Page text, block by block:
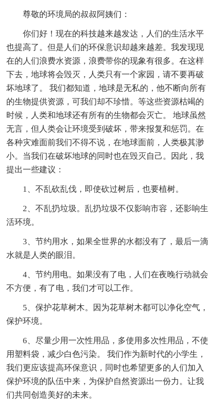
尊敬的环境局的叔叔阿姨们：
你们好！现在的科技越来越发达，人们的生活水平
也提高了。但是人们的环保意识却越来越差。我发现现
在的人们浪费水资源，浪费带你的现象有很多。在这样
下去，地球将会毁灭，人类只有一个家园，请不要再破
坏地球了。 我们都知道，地球是无私的，他不断向所有
的生物提供资源，可我们却不珍惜。等这些资源枯竭的
时候，人类和地球还有所有的生物都会灭亡。 地球虽然
无言，但人类会让环境受到破坏，带来报复和惩罚。在
各种灾难面前我们不得不说，在地球面前，人类极其渺
小。当我们在破坏地球的同时也在毁灭自己。因此，我
提出一些建议：
1、不乱砍乱伐，即使砍过树后，也要植树。
2、不乱扔垃圾。乱扔垃圾不仅影响市容，还影响生
活环境。
3、节约用水，如果全世界的水都没有了，最后一滴
水就是人类的眼泪。
4、节约用电。如果没有了电，人们在夜晚行动就会
不方便，有了电，我们才可以工作。
5、保护花草树木。因为花草树木都可以净化空气，
保护环境。
6、尽量少用一次性用品，多使用多次性用品，不使
用塑料袋，减少白色污染。 我们作为新时代的小学生，
我们更应该提高环保意识，同时也希望更多的人们加入
保护环境的队伍中来，为保护自然资源出一份力。让我
们共同创造美好的未来。